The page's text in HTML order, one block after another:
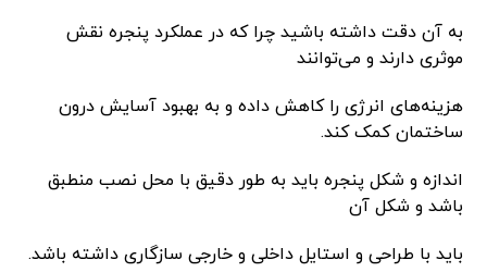
به آن دقت داشته باشید چرا که در عملکرد پنجره نقش
موثری دارند و می‌توانند
هزینه‌های انرژی را کاهش داده و به بهبود آسایش درون
ساختمان کمک کند.
اندازه و شکل پنجره باید به طور دقیق با محل نصب منطبق
باشد و شکل آن
باید با طراحی و استایل داخلی و خارجی سازگاری داشته باشد.